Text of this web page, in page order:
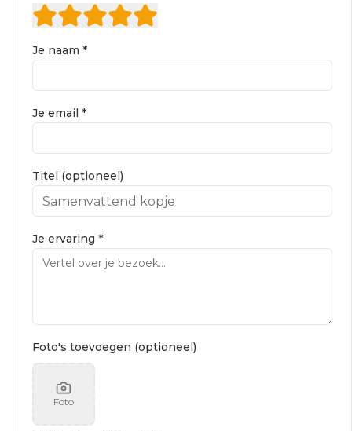
Je naam *
Je email *
Titel (optioneel)
Je ervaring *
Foto's toevoegen (optioneel)
Foto